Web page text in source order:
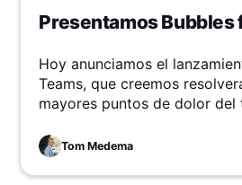
Presentamos Bubbles
Hoy anunciamos el
Teams, que creemos
mayores puntos de dolor
los equipos en todo el mundo.
Tom Medema